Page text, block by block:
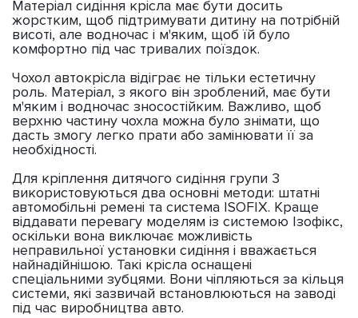
Матеріал сидіння крісла має бути досить
жорстким, щоб підтримувати дитину на потрібній
висоті, але водночас і м'яким, щоб їй було
комфортно під час тривалих поїздок.
Чохол автокрісла відіграє не тільки естетичну
роль. Матеріал, з якого він зроблений, має бути
м'яким і водночас зносостійким. Важливо, щоб
верхню частину чохла можна було знімати, що
дасть змогу легко прати або замінювати її за
необхідності.
Для кріплення дитячого сидіння групи 3
використовуються два основні методи: штатні
автомобільні ремені та система ISOFIX. Краще
віддавати перевагу моделям із системою Ізофікс,
оскільки вона виключає можливість
неправильної установки сидіння і вважається
найнадійнішою. Такі крісла оснащені
спеціальними зубцями. Вони чіпляються за кільця
системи, які зазвичай встановлюються на заводі
під час виробництва авто.